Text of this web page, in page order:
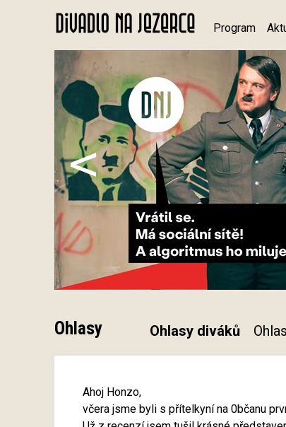
Program
<
Ohlasy Ohlasy diváků
Ahoj Honzo,
včera jsme byli s přítelkyní na 0bčanu